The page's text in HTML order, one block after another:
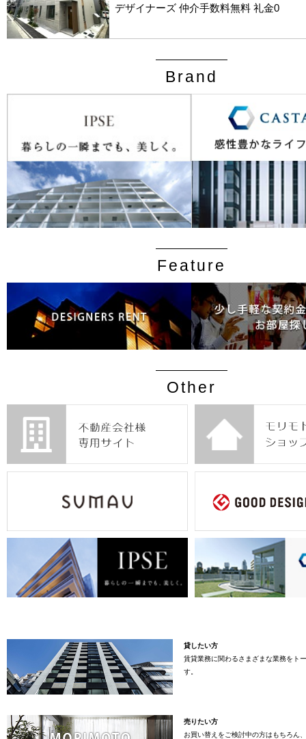
デザイナーズ 仲介手数料無料 礼金0
Brand
Feature
Other
貸したい方
賃貸業務に関わるさまざまな業務をト
す。
売りたい方
お買い替えをご検討中の方はもちろん